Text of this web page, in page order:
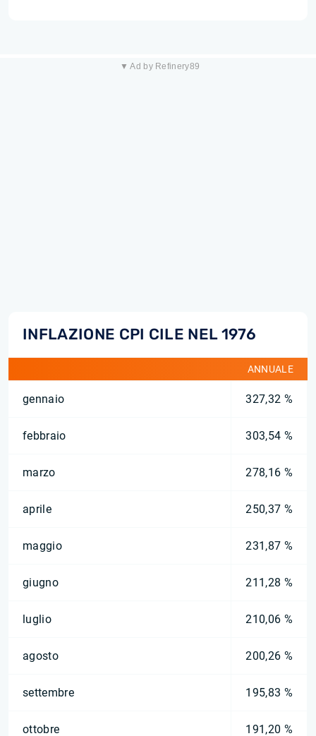
▼ Ad by Refinery89
INFLAZIONE CPI CILE NEL 1976
ANNUALE
gennaio 327,32 %
febbraio 303,54 %
marzo 278,16 %
aprile 250,37 %
maggio 231,87 %
giugno 211,28 %
luglio 210,06 %
agosto 200,26 %
settembre 195,83 %
ottobre 191,20 %